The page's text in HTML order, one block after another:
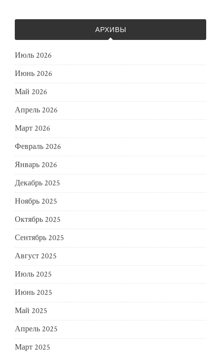
АРХИВЫ
Июль 2026
Июнь 2026
Май 2026
Апрель 2026
Март 2026
Февраль 2026
Январь 2026
Декабрь 2025
Ноябрь 2025
Октябрь 2025
Сентябрь 2025
Август 2025
Июль 2025
Июнь 2025
Май 2025
Апрель 2025
Март 2025